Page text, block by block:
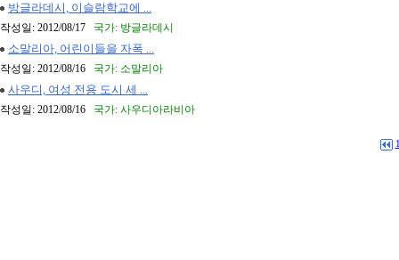
방글라데시, 이슬람학교에 ...
작성일: 2012/08/17 국가: 방글라데시
소말리아, 어린이들을 자폭 ...
작성일: 2012/08/16 국가: 소말리아
사우디, 여성 전용 도시 세 ...
작성일: 2012/08/16 국가: 사우디아라비아